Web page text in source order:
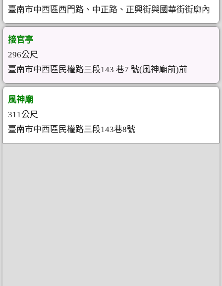
臺南市中西區西門路、中正路、正興街與國華街街廓內
接官亭
296公尺
臺南市中西區民權路三段143 巷7 號(風神廟前)前
風神廟
311公尺
臺南市中西區民權路三段143巷8號